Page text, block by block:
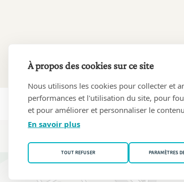
À propos des cookies sur ce site
Nous utilisons les cookies pour collecter et
performances et l'utilisation du site, pour
et pour améliorer et personnaliser le
En savoir plus
TOUT REFUSER PARAMÈTRES